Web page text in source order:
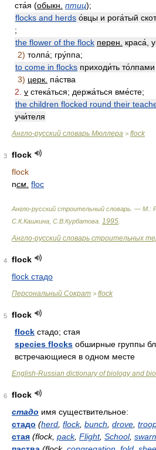
ста́я (обыкн. птиц);
flocks and herds о́вцы и рога́тый скот
;
the flower of the flock перен.
краса́,
2) толпа́; гру́ппа;
to come in flocks приходи́ть то́лпами
3) церк. па́ства
2. v стека́ться; держа́ться вме́сте;
the children flocked round their
учи́теля
Англо-русский словарь Мюллера > flock
3
flock
flock
nсм. floc
Англо-русский строительный словарь. — М.:
С.К.Кашкина, С.В.Курбатова 1995
Англо-русский словарь строительных
4
flock
flock стадо
Персональный Сократ > flock
5
flock
flock стадо; стая
species flocks обширные группы
встречающиеся в одном месте
English-Russian dictionary of biology and
6
flock
стадо имя существительное:
стадо (herd flock, bunch drove
стая (flock, pack, Flight, School,